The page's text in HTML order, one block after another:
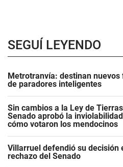
SEGUÍ LEYENDO
Metrotranvía: destinan
de paradores inteligentes
Sin cambios a la Ley de
Senado aprobó la
cómo votaron los mendocinos
Villarruel defendió su decisión
rechazo del Senado